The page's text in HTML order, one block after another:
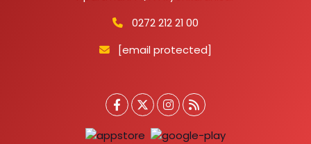
0272 212 21 00
[email protected]